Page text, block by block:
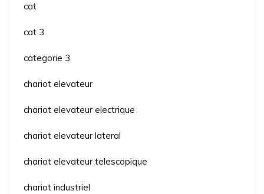
cat
cat 3
categorie 3
chariot elevateur
chariot elevateur electrique
chariot elevateur lateral
chariot elevateur telescopique
chariot industriel